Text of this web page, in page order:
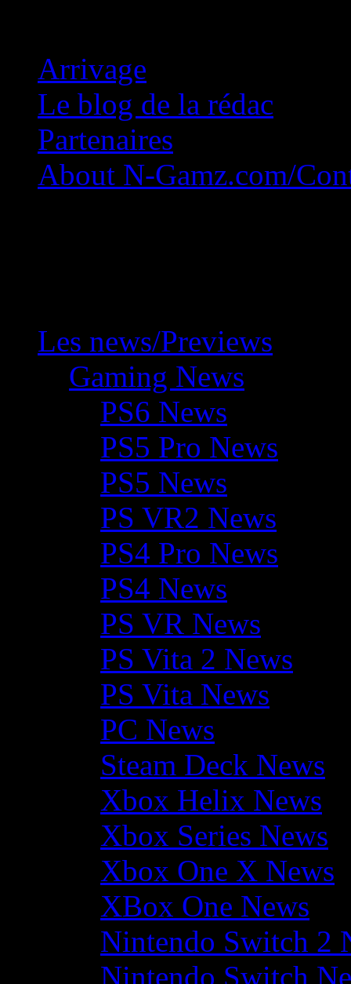
Arrivage
Le blog de la rédac
Partenaires
About N-Gamz.com/
Les news/Previews
Gaming News
PS6 News
PS5 Pro News
PS5 News
PS VR2 News
PS4 Pro News
PS4 News
PS VR News
PS Vita 2 News
PS Vita News
PC News
Steam Deck News
Xbox Helix News
Xbox Series News
Xbox One X News
XBox One News
Nintendo Switch 2
Nintendo Switch